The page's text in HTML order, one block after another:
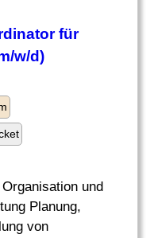
für
w/d)
und
Planung,
von